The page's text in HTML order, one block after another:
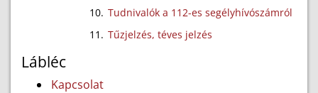
Tudnivalók a 112-es segélyhívószámról
Tűzjelzés, téves jelzés
Lábléc
Kapcsolat